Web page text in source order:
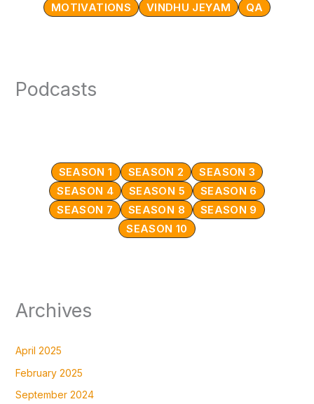
MOTIVATIONS VINDHU JEYAM QA
Podcasts
SEASON 1 SEASON 2
SEASON 3
SEASON 4
SEASON 5
SEASON 6
SEASON 7
SEASON 8
SEASON 9
SEASON 10
Archives
April 2025
February 2025
September 2024